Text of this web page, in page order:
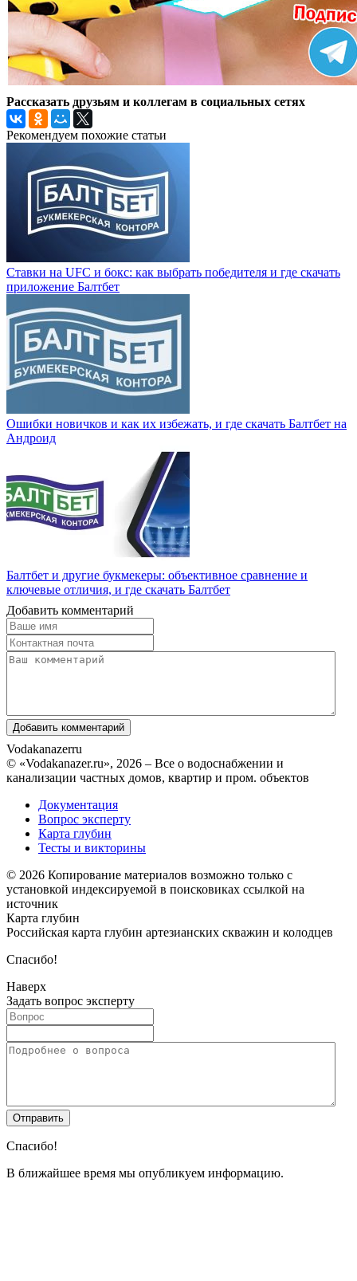
Рассказать друзьям и коллегам в социальных сетях
Рекомендуем похожие статьи
Ставки на UFC и бокс: как выбрать победителя и где скачать
приложение Балтбет
Ошибки новичков и как их избежать, и где скачать Балтбет на
Андроид
Балтбет и другие букмекеры: объективное сравнение и
ключевые отличия, и где скачать Балтбет
Добавить комментарий
Vodakanazerru
© «Vodakanazer.ru», 2026 – Все о водоснабжении и
канализации частных домов, квартир и пром. объектов
Документация
Вопрос эксперту
Карта глубин
Тесты и викторины
© 2026 Копирование материалов возможно только с
установкой индексируемой в поисковиках ссылкой на
источник
Карта глубин
Российская карта глубин артезианских скважин и колодцев
Спасибо!
Наверх
Задать вопрос эксперту
Спасибо!
В ближайшее время мы опубликуем информацию.